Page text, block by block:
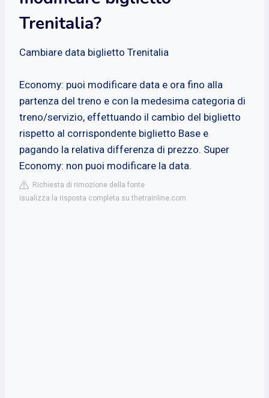
Trenitalia?
Cambiare data biglietto Trenitalia
Economy: puoi modificare data e ora fino alla
partenza del treno e con la medesima categoria di
treno/servizio, effettuando il cambio del biglietto
rispetto al corrispondente biglietto Base e
pagando la relativa differenza di prezzo. Super
Economy: non puoi modificare la data.
Richiesta di rimozione della fonte
isualizza la risposta completa su thetrainline.com